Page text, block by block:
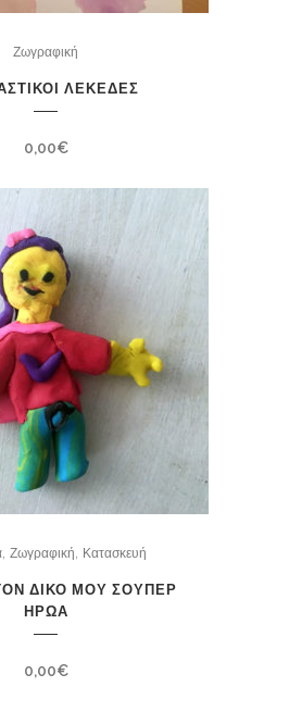
Ζωγραφική
ΛΕΚΕΔΕΣ
0,00€
, Ζωγραφική, Κατασκευή
ΔΙΚΟ ΜΟΥ ΣΟΥΠΕΡ
ΗΡΩΑ
0,00€